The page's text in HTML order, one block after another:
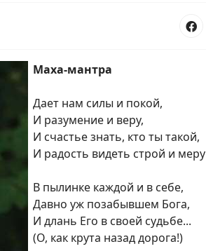
Маха-мантра
Дает нам силы и покой,
И разумение и веру,
И счастье знать, кто ты такой,
И радость видеть строй и меру
В пылинке каждой и в себе,
Давно уж позабывшем Бога,
И длань Его в своей судьбе...
(О, как крута назад дорога!)